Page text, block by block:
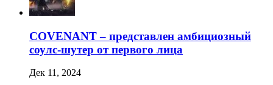
COVENANT – представлен амбициозный
соулс-шутер от первого лица
Дек 11, 2024